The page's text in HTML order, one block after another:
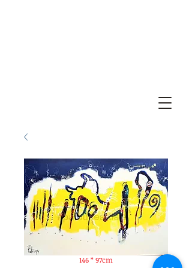
146 * 97cm